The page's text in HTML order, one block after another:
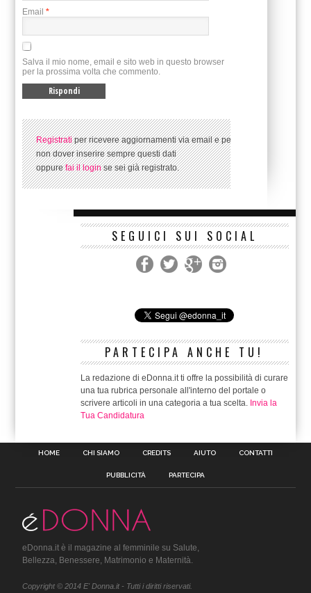
Email *
Salva il mio nome, email e sito web in questo browser
per la prossima volta che commento.
Registratiper ricevere aggiornamenti via email e per
non dover inserire sempre questi dati
oppurefai il loginse sei già registrato.
SEGUICI SUI SOCIAL
PARTECIPA ANCHE TU!
La redazione di eDonna.it ti offre la possibilità di curare
una tua rubrica personale all'interno del portale o
scrivere articoli in una categoria a tua scelta. Invia la
Tua Candidatura
HOME CHI SIAMO CREDITS AIUTO CONTATTI
PUBBLICITÀ PARTECIPA
eDonna.it è il magazine al femminile su Salute,
Bellezza, Benessere, Matrimonio e Maternità.
Copyright © 2014 E' Donna.it - Tutti i diritti riservati.